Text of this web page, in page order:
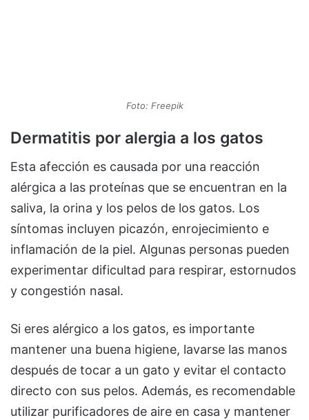
Foto: Freepik
Dermatitis por alergia a los gatos
Esta afección es causada por una reacción
alérgica a las proteínas que se encuentran en la
saliva, la orina y los pelos de los gatos. Los
síntomas incluyen picazón, enrojecimiento e
inflamación de la piel. Algunas personas pueden
experimentar dificultad para respirar, estornudos
y congestión nasal.
Si eres alérgico a los gatos, es importante
mantener una buena higiene, lavarse las manos
después de tocar a un gato y evitar el contacto
directo con sus pelos. Además, es recomendable
utilizar purificadores de aire en casa y mantener